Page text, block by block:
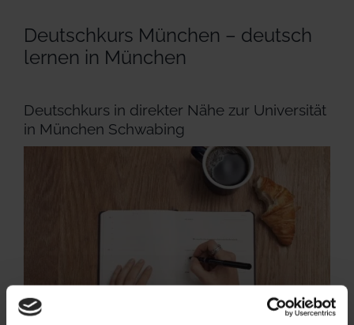
Deutschkurs München – deutsch
lernen in München
Deutschkurs in direkter Nähe zur Universität
in München Schwabing